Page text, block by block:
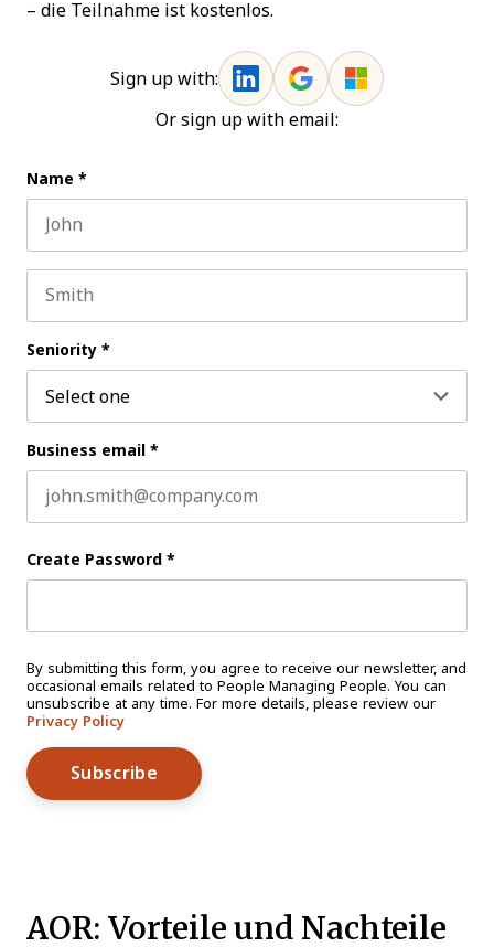
– die Teilnahme ist kostenlos.
Sign up with:
Or sign up with email:
Name *
Seniority *
Business email *
Create Password *
By submitting this form, you agree to receive our newsletter, and
occasional emails related to People Managing People. You can
unsubscribe at any time. For more details, please review our
Privacy Policy
AOR: Vorteile und Nachteile